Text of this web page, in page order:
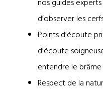
nos guides
d’observer les
Points d’écoute
d’écoute
entendre le
Respect de la